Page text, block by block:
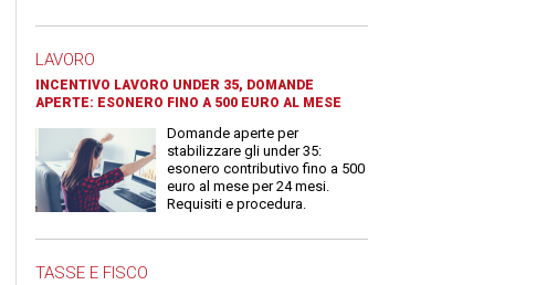
LAVORO
INCENTIVO LAVORO UNDER 35, DOMANDE
APERTE: ESONERO FINO A 500 EURO AL MESE
Domande aperte per
stabilizzare gli under 35:
esonero contributivo fino a 500
euro al mese per 24 mesi.
Requisiti e procedura.
TASSE E FISCO